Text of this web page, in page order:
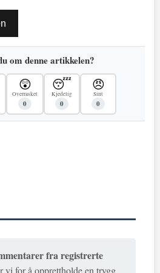
om denne artikkelen?
😲
Overrasket
0
😴
Kjedelig
0
😠
Sint
0
fra registrerte
vi for å opprettholde en trygg